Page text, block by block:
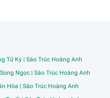
Tử Kỳ | Sáo Trúc Hoàng Anh
Ngọc | Sáo Trúc Hoàng Anh
Hòa | Sáo Trúc Hoàng Anh